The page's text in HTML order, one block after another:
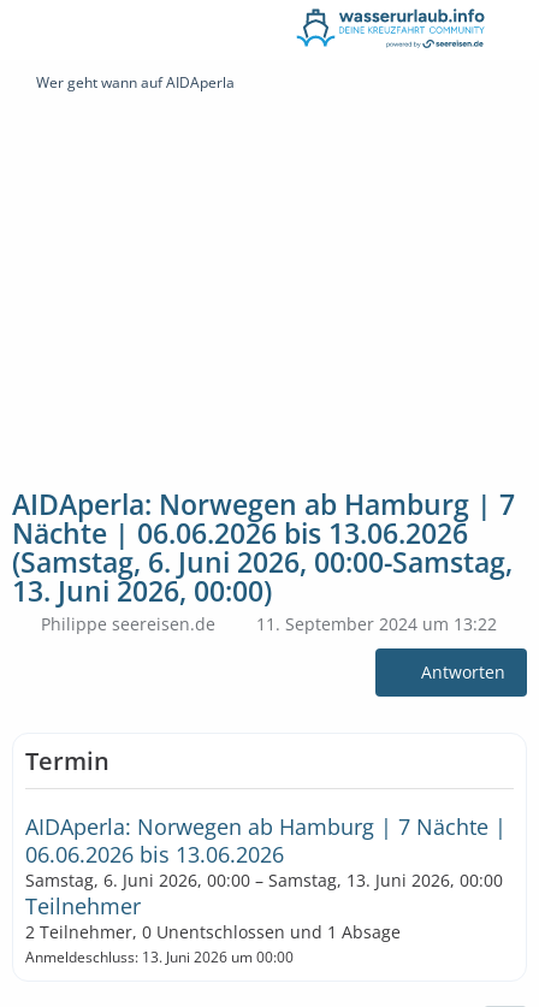
Wer geht wann auf AIDAperla
AIDAperla: Norwegen ab Hamburg | 7
Nächte | 06.06.2026 bis 13.06.2026
(Samstag, 6. Juni 2026, 00:00-Samstag,
13. Juni 2026, 00:00)
Philippe seereisen.de 11. September 2024 um 13:22
Antworten
Termin
AIDAperla: Norwegen ab Hamburg | 7 Nächte |
06.06.2026 bis 13.06.2026
Samstag, 6. Juni 2026, 00:00 – Samstag, 13. Juni 2026, 00:00
Teilnehmer
2 Teilnehmer, 0 Unentschlossen und 1 Absage
Anmeldeschluss: 13. Juni 2026 um 00:00